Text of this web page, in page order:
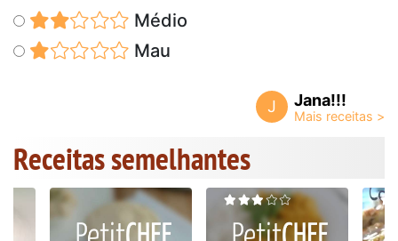
Médio
Mau
J Jana!!!
Receitas semelhantes